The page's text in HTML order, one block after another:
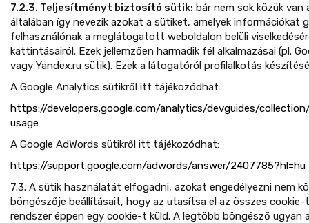
7.2.3. Teljesítményt biztosító sütik: bár nem sok közük van
általában így nevezik azokat a sütiket, amelyek információkat
felhasználónak a meglátogatott weboldalon belüli
kattintásairól. Ezek jellemzően harmadik fél alkalmazásai (pl.
vagy Yandex.ru sütik). Ezek a látogatóról profilalkotás
A Google Analytics sütikről itt tájékozódhat:
https://developers.google.com/analytics/devguides/
usage
A Google AdWords sütikről itt tájékozódhat:
https://support.google.com/adwords/answer/2407785?hl=hu
7.3. A sütik használatát elfogadni, azokat engedélyezni nem
böngészője beállításait, hogy az utasítsa el az összes cookie-
rendszer éppen egy cookie-t küld. A legtöbb böngésző ugyan